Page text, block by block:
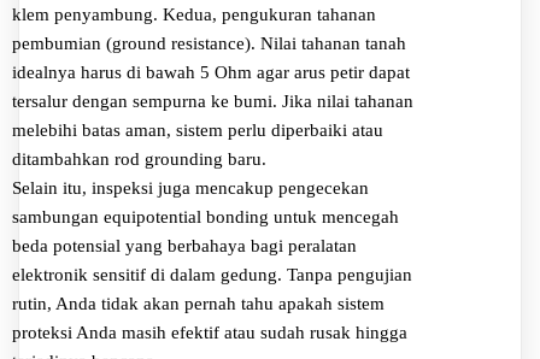
klem penyambung. Kedua, pengukuran tahanan
pembumian (ground resistance). Nilai tahanan tanah
idealnya harus di bawah 5 Ohm agar arus petir dapat
tersalur dengan sempurna ke bumi. Jika nilai tahanan
melebihi batas aman, sistem perlu diperbaiki atau
ditambahkan rod grounding baru.
Selain itu, inspeksi juga mencakup pengecekan
sambungan equipotential bonding untuk mencegah
beda potensial yang berbahaya bagi peralatan
elektronik sensitif di dalam gedung. Tanpa pengujian
rutin, Anda tidak akan pernah tahu apakah sistem
proteksi Anda masih efektif atau sudah rusak hingga